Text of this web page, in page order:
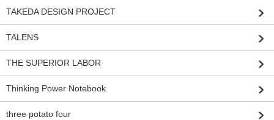
TAKEDA DESIGN PROJECT
TALENS
THE SUPERIOR LABOR
Thinking Power Notebook
three potato four